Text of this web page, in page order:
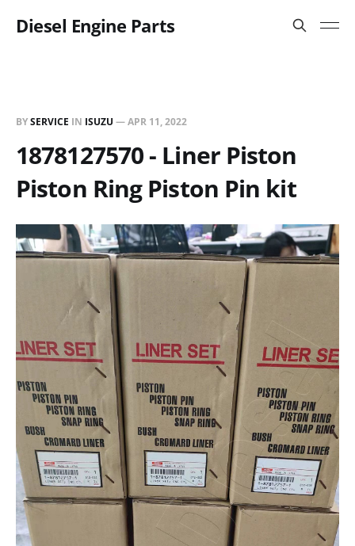
Diesel Engine Parts
BYSERVICE IN ISUZU —APR 11, 2022
1878127570 - Liner Piston
Piston Ring Piston Pin kit